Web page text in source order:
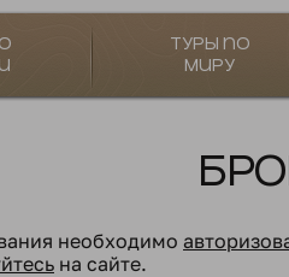
Туры по
миру
необходимо
на сайте.